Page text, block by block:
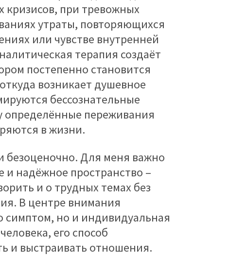
кризисов, при тревожных
утраты, повторяющихся
или чувстве внутренней
терапия создаёт
постепенно становится
возникает душевное
бессознательные
определённые переживания
в жизни.
безоценочно. Для меня важно
и надёжное пространство –
и о трудных темах без
В центре внимания
симптом, но и индивидуальная
его способ
и выстраивать отношения.